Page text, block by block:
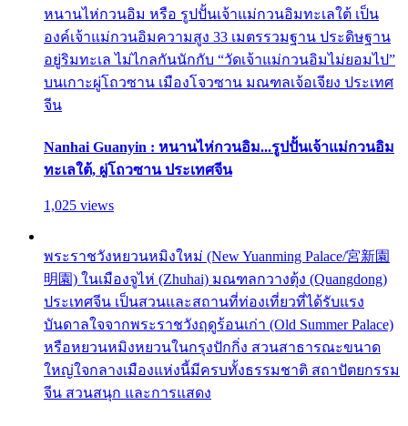
หนานไห่กวนอิม หรือ รูปปั้นเจ้าแม่กวนอิมทะเลใต้ เป็น
องค์เจ้าแม่กวนอิมความสูง 33 เมตรรวมฐาน ประดิษฐาน
อยู่ริมทะเล ไม่ไกลกันนักกับ “วัดเจ้าแม่กวนอิมไม่ยอมไป”
บนเกาะผู่โถวซาน เมืองโจวซาน มณฑลเจ้อเจียง ประเทศ
จีน
Nanhai Guanyin : หนานไห่กวนอิม...รูปปั้นเจ้าแม่กวนอิม
ทะเลใต้, ผู่โถวซาน ประเทศจีน
1,025 views
พระราชวังหยวนหมิงใหม่ (New Yuanming Palace/宮新園
明園) ในเมืองจูไห่ (Zhuhai) มณฑลกวางตุ้ง (Quangdong)
ประเทศจีน เป็นสวนและสถานที่ท่องเที่ยวที่ได้รับแรง
บันดาลใจจากพระราชวังฤดูร้อนเก่า (Old Summer Palace)
หรือหยวนหมิงหยวนในกรุงปักกิ่ง สวนสาธารณะขนาด
ใหญ่ใจกลางเมืองแห่งนี้มีครบทั้งธรรมชาติ สถาปัตยกรรม
จีน สวนสนุก และการแสดง